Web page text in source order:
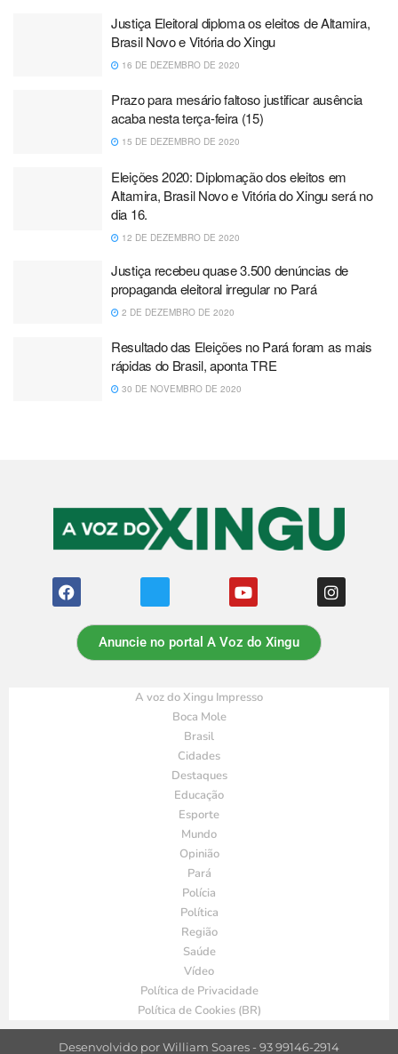
Justiça Eleitoral diploma os eleitos de Altamira,
Brasil Novo e Vitória do Xingu
16 DE DEZEMBRO DE 2020
Prazo para mesário faltoso justificar ausência
acaba nesta terça-feira (15)
15 DE DEZEMBRO DE 2020
Eleições 2020: Diplomação dos eleitos em
Altamira, Brasil Novo e Vitória do Xingu será no
dia 16.
12 DE DEZEMBRO DE 2020
Justiça recebeu quase 3.500 denúncias de
propaganda eleitoral irregular no Pará
2 DE DEZEMBRO DE 2020
Resultado das Eleições no Pará foram as mais
rápidas do Brasil, aponta TRE
30 DE NOVEMBRO DE 2020
Anuncie no portal A Voz do Xingu
A voz do Xingu Impresso
Boca Mole
Brasil
Cidades
Destaques
Educação
Esporte
Mundo
Opinião
Pará
Polícia
Política
Região
Saúde
Vídeo
Política de Privacidade
Política de Cookies (BR)
Desenvolvido por William Soares - 93 99146-2914